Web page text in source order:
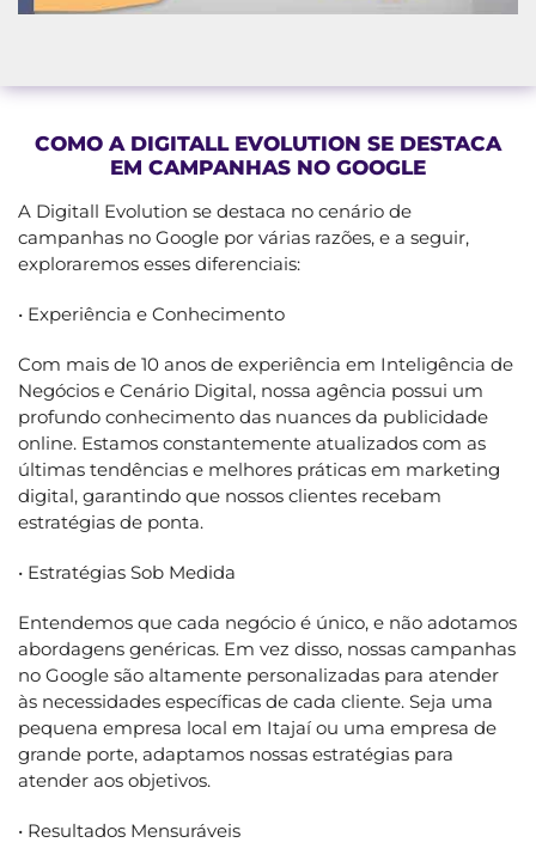
COMO A DIGITALL EVOLUTION SE DESTACA
EM CAMPANHAS NO GOOGLE
A Digitall Evolution se destaca no cenário de
campanhas no Google por várias razões, e a seguir,
exploraremos esses diferenciais:
• Experiência e Conhecimento
Com mais de 10 anos de experiência em Inteligência de
Negócios e Cenário Digital, nossa agência possui um
profundo conhecimento das nuances da publicidade
online. Estamos constantemente atualizados com as
últimas tendências e melhores práticas em marketing
digital, garantindo que nossos clientes recebam
estratégias de ponta.
• Estratégias Sob Medida
Entendemos que cada negócio é único, e não adotamos
abordagens genéricas. Em vez disso, nossas campanhas
no Google são altamente personalizadas para atender
às necessidades específicas de cada cliente. Seja uma
pequena empresa local em Itajaí ou uma empresa de
grande porte, adaptamos nossas estratégias para
atender aos objetivos.
• Resultados Mensuráveis